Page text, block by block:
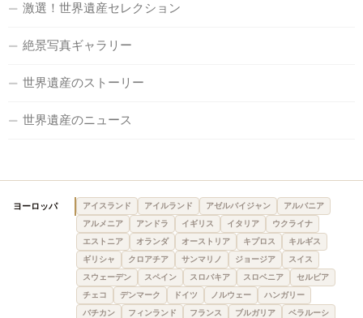
激選！世界遺産セレクション
絶景写真ギャラリー
世界遺産のストーリー
世界遺産のニュース
ヨーロッパ アイスランド アイルランド アゼルバイジャン
アルバニア
アルメニア
アンドラ イギリス イタリア
ウクライナ
エストニア
オランダ オーストリア キプロス
キルギス
ギリシャ
クロアチア サンマリノ ジョージア
スイス
スウェーデン
スペイン スロバキア スロベニア
セルビア
チェコ
デンマーク ドイツ ノルウェー
ハンガリー
バチカン
フィンランド フランス ブルガリア
ベラルーシ